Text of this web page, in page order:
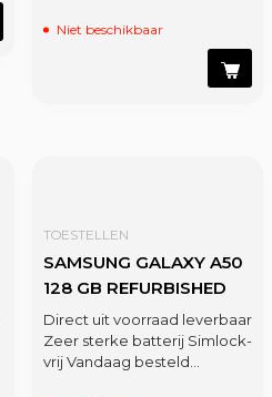
Niet beschikbaar
TOESTELLEN
SAMSUNG GALAXY A50
128 GB REFURBISHED
Direct uit voorraad leverbaar
Zeer sterke batterij Simlock-
vrij Vandaag besteld…